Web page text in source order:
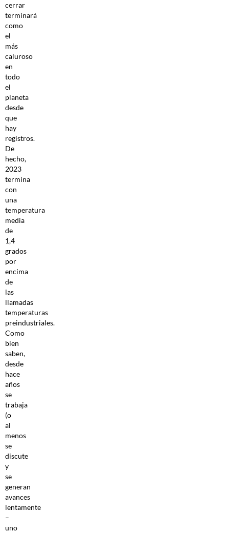
cerrar
terminará
como
el
más
caluroso
en
todo
el
planeta
desde
que
hay
registros.
De
hecho,
2023
termina
con
una
temperatura
media
de
1,4
grados
por
encima
de
las
llamadas
temperaturas
preindustriales.
Como
bien
saben,
desde
hace
años
se
trabaja
(o
al
menos
se
discute
y
se
generan
avances
lentamente
–
uno